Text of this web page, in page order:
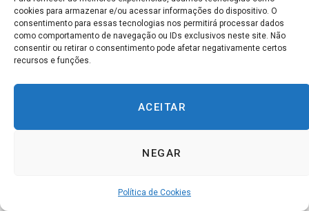
cookies para armazenar e/ou acessar informações do dispositivo. O
consentimento para essas tecnologias nos permitirá processar dados
como comportamento de navegação ou IDs exclusivos neste site. Não
consentir ou retirar o consentimento pode afetar negativamente certos
recursos e funções.
ACEITAR
NEGAR
Política de Cookies
de você. Olhe para isso amorosamente e veja nisso a
luz do Céu. Assim você entenderá tudo o que lhe é
dado. Com perdão benigno, o mundo cintilará e
brilhará e tudo o que você antes considerava
pecaminoso agora será reinterpretado como parte